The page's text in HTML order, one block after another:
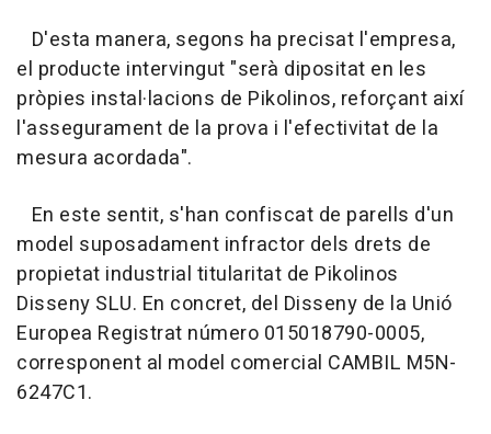
D'esta manera, segons ha precisat l'empresa,
el producte intervingut "serà dipositat en les
pròpies instal·lacions de Pikolinos, reforçant així
l'assegurament de la prova i l'efectivitat de la
mesura acordada".
En este sentit, s'han confiscat de parells d'un
model suposadament infractor dels drets de
propietat industrial titularitat de Pikolinos
Disseny SLU. En concret, del Disseny de la Unió
Europea Registrat número 015018790-0005,
corresponent al model comercial CAMBIL M5N-
6247C1.